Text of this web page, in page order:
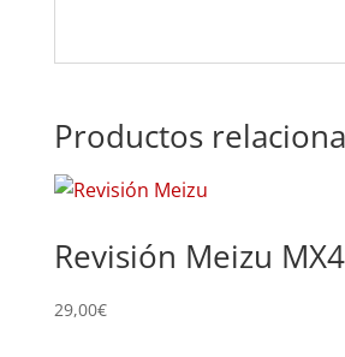
Productos
Revisión Meizu MX4
29,00€